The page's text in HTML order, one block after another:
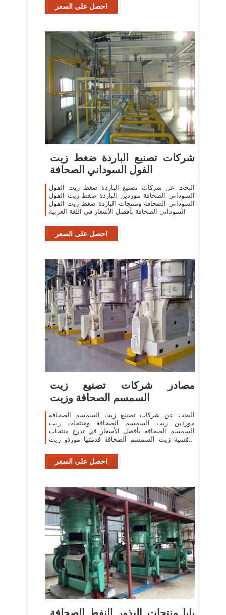
احصل على السعر
شركات تصنيع الباردة ضغط زيت
الفول السوداني الصحافة
البحث عن شركات تصنيع الباردة ضغط زيت الفول
السوداني الصحافة موردين الباردة ضغط زيت الفول
السوداني الصحافة ومنتجات الباردة ضغط زيت الفول
السوداني الصحافة بأفضل الأسعار في اللغة العربية
احصل على السعر
مصادر شركات تصنيع زيت
السمسم الصحافة وزيت
البحث عن شركات تصنيع زيت السمسم الصحافة
موردين زيت السمسم الصحافة ومنتجات زيت
السمسم الصحافة بأفضل الأسعار في تدرج منتجات
تنافسية زيت السمسم الصحافة قدمتها موردو زيت
احصل على السعر